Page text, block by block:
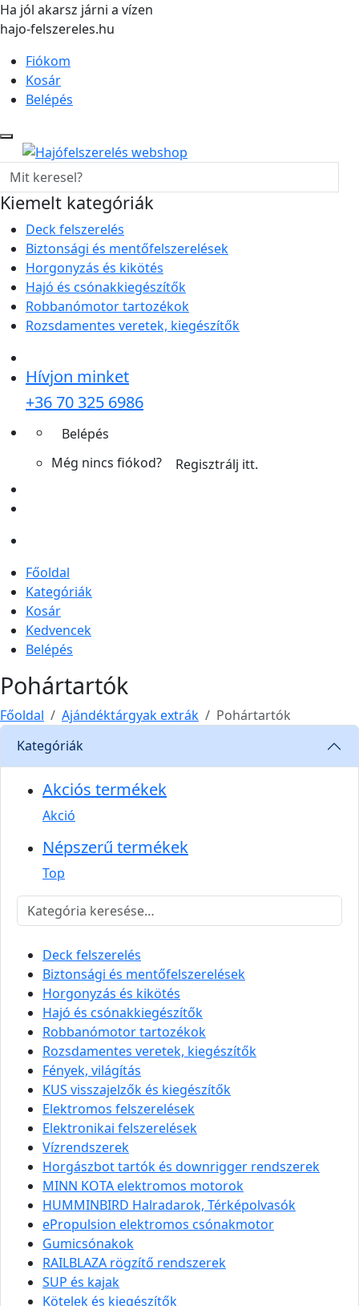
Ha jól akarsz járni a vízen
hajo-felszereles.hu
Fiókom
Kosár
Belépés
Kiemelt kategóriák
Deck felszerelés
Biztonsági és mentőfelszerelések
Horgonyzás és kikötés
Hajó és csónakkiegészítők
Robbanómotor tartozékok
Rozsdamentes veretek, kiegészítők
Hívjon minket
+36 70 325 6986
Belépés
Még nincs fiókod?
Regisztrálj itt.
Főoldal
Kategóriák
Kosár
Kedvencek
Belépés
Pohártartók
Főoldal Ajándéktárgyak extrák
Pohártartók
Kategóriák
Akciós termékek
Akció
Népszerű termékek
Top
Deck felszerelés
Biztonsági és mentőfelszerelések
Horgonyzás és kikötés
Hajó és csónakkiegészítők
Robbanómotor tartozékok
Rozsdamentes veretek, kiegészítők
Fények, világítás
KUS visszajelzők és kiegészítők
Elektromos felszerelések
Elektronikai felszerelések
Vízrendszerek
Horgászbot tartók és downrigger rendszerek
MINN KOTA elektromos motorok
HUMMINBIRD Halradarok, Térképolvasók
ePropulsion elektromos csónakmotor
Gumicsónakok
RAILBLAZA rögzítő rendszerek
SUP és kajak
Kötelek és kiegészítők